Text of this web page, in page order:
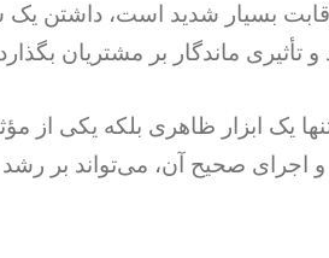
بسیار شدید است، داشتن
و تأثیری ماندگار بر مشتریان
یک ابزار ظاهری بلکه یکی از
صحیح آن، می‌تواند بر رشد